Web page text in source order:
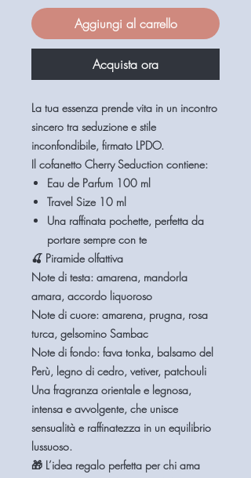
Aggiungi al carrello
Acquista ora
La tua essenza prende vita in un incontro
sincero tra seduzione e stile
inconfondibile, firmato LPDO.
Il cofanetto Cherry Seduction contiene:
Eau de Parfum 100 ml
Travel Size 10 ml
Una raffinata pochette, perfetta da
portare sempre con te
🍒 Piramide olfattiva
Note di testa: amarena, mandorla
amara, accordo liquoroso
Note di cuore: amarena, prugna, rosa
turca, gelsomino Sambac
Note di fondo: fava tonka, balsamo del
Perù, legno di cedro, vetiver, patchouli
Una fragranza orientale e legnosa,
intensa e avvolgente, che unisce
sensualità e raffinatezza in un equilibrio
lussuoso.
🎁 L’idea regalo perfetta per chi ama